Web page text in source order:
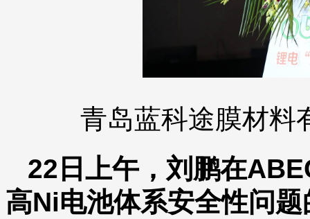
青岛蓝科途膜材料
22日上午，刘鹏在
高Ni电池体系安全性问